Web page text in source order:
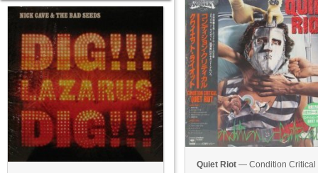
Quiet Riot — Condition Critical